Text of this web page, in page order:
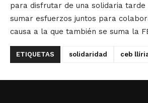
para disfrutar de una solidaria
sumar esfuerzos juntos para
causa a la que también se suma la
ETIQUETAS solidaridad ceb